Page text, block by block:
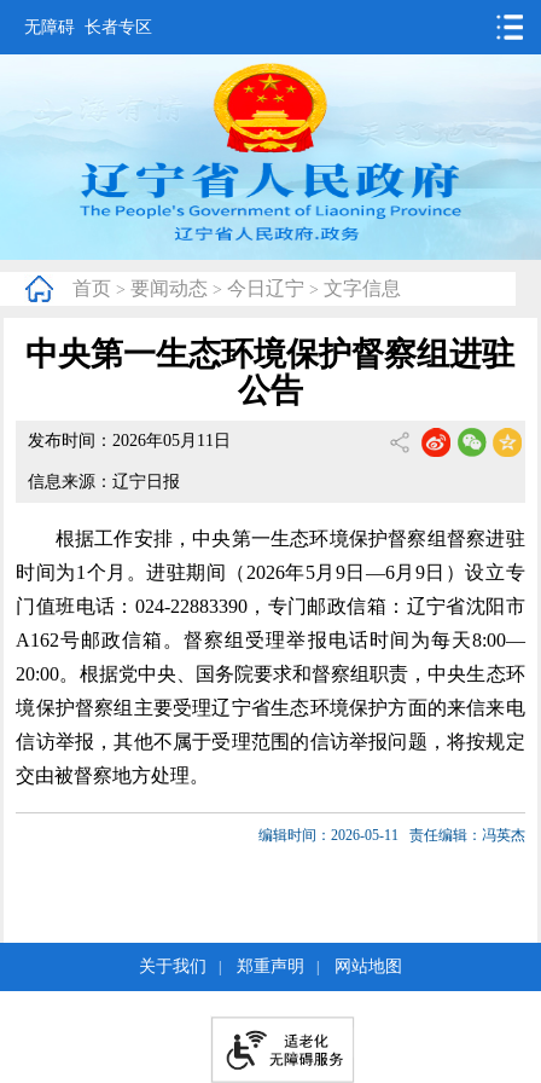
无障碍 长者专区
要闻动态
政务公开
互动交流
数据发布
首页 > 要闻动态 > 今日辽宁 > 文字信息
中央第一生态环境保护督察组进驻
公告
发布时间：2026年05月11日
信息来源：辽宁日报
根据工作安排，中央第一生态环境保护督察组督察进驻
时间为1个月。进驻期间（2026年5月9日—6月9日）设立专
门值班电话：024-22883390，专门邮政信箱：辽宁省沈阳市
A162号邮政信箱。督察组受理举报电话时间为每天8:00—
20:00。根据党中央、国务院要求和督察组职责，中央生态环
境保护督察组主要受理辽宁省生态环境保护方面的来信来电
信访举报，其他不属于受理范围的信访举报问题，将按规定
交由被督察地方处理。
编辑时间：2026-05-11 责任编辑：冯英杰
关于我们 郑重声明 网站地图